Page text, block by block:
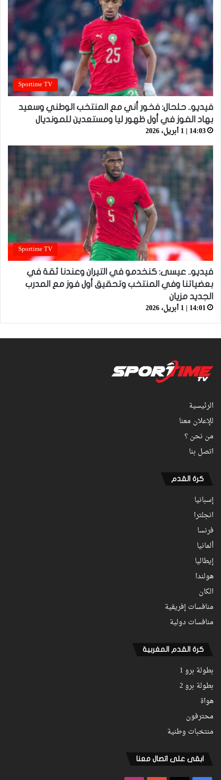
Sportime TV
فيديو.. حلحال: فخور أني مع المنتخب الوطني وسعيد
بهاد الفوز في أول ظهور ليا ومستعدين للمونديال
14:03 | 1 أبريل، 2026
Sportime TV
فيديو.. عيسى: كنخدمو في التيران وعندنا ثقة في
بعضياتنا وفي المنتخب وتحقيق أول فوز مع المدرب
الجديد مزيان
14:01 | 1 أبريل، 2026
الرئيسية
للإعلان معنا
من نحن ؟
اتصل بنا
كرة القدم
إسبانيا
انجلترا
فرنسا
ألمانيا
إيطاليا
هولندا
الكان
منافسات إفريقية
منافسات دولية
كرة القدم المغربية
بطولة برو 1
بطولة برو 2
هواة
محترفون
منتخبات وطنية
ابقى على اتصال معنا